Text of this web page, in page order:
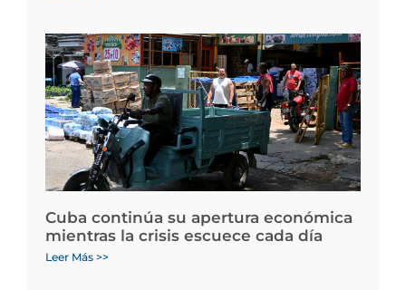
Cuba continúa su apertura económica
mientras la crisis escuece cada día
Leer Más >>